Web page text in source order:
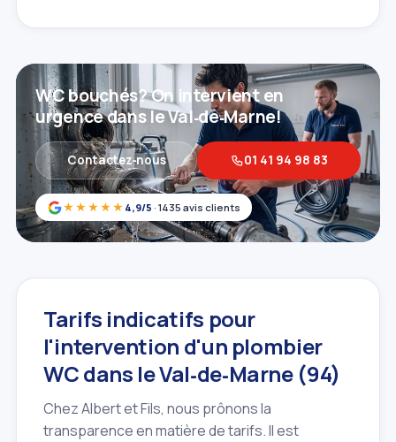
★★★★★ 4,9/5 · 1435 avis clients
WC bouchés? On intervient en
urgence dans le Val‑de‑Marne!
Contactez‑nous 01 41 94 98 83
Tarifs indicatifs pour
l'intervention d'un plombier
WC dans le Val‑de‑Marne (94)
Chez Albert et Fils, nous prônons la
transparence en matière de tarifs. Il est